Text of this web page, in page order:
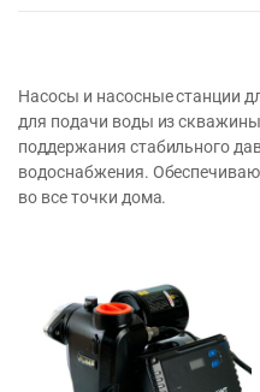
Насосы и насосные станции
для подачи воды из
поддержания стабильного
водоснабжения.
во все точки дома.